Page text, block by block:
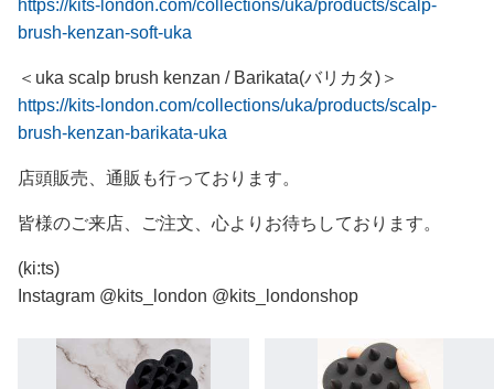
https://kits-london.com/collections/uka/products/scalp-
brush-kenzan-soft-uka
＜uka scalp brush kenzan / Barikata(バリカタ)＞
https://kits-london.com/collections/uka/products/scalp-
brush-kenzan-barikata-uka
店頭販売、通販も行っております。
皆様のご来店、ご注文、心よりお待ちしております。
(ki:ts)
Instagram @kits_london @kits_londonshop